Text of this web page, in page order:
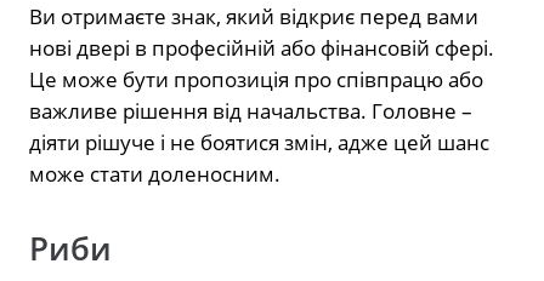
Ви отримаєте знак, який відкриє перед вами
нові двері в професійній або фінансовій сфері.
Це може бути пропозиція про співпрацю або
важливе рішення від начальства. Головне –
діяти рішуче і не боятися змін, адже цей шанс
може стати доленосним.
Риби